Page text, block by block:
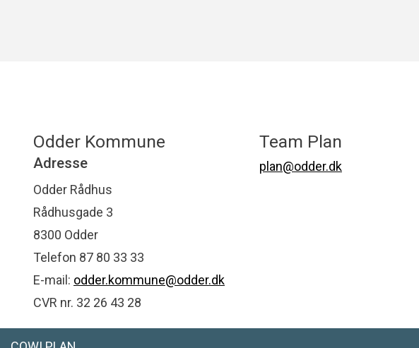
Odder Kommune
Adresse
Odder Rådhus
Rådhusgade 3
8300 Odder
Telefon 87 80 33 33
E-mail: odder.kommune@odder.dk
CVR nr. 32 26 43 28
Team Plan
plan@odder.dk